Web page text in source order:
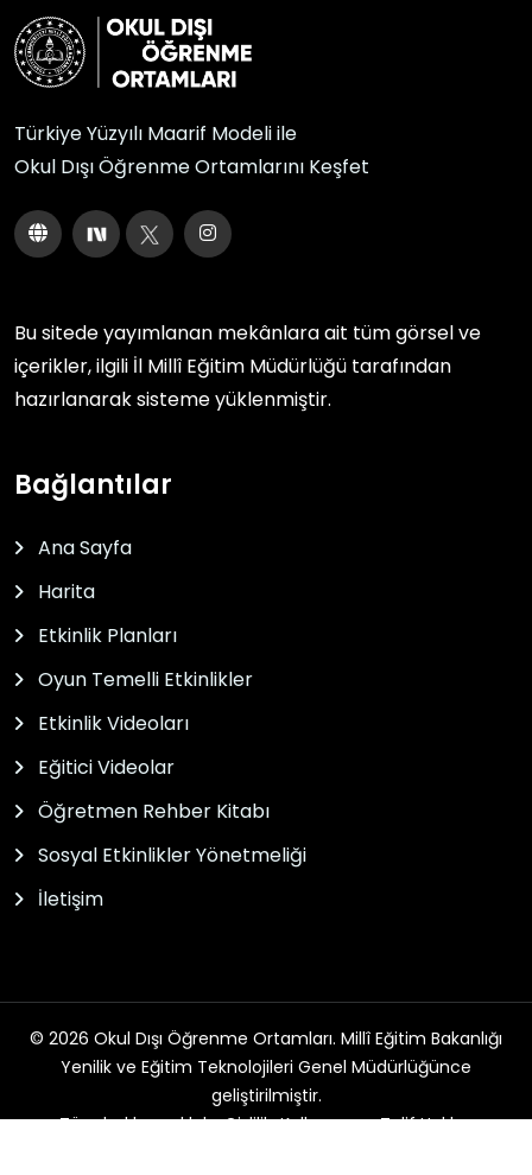
Türkiye Yüzyılı Maarif Modeli ile
Okul Dışı Öğrenme Ortamlarını Keşfet
Bu sitede yayımlanan mekânlara ait tüm görsel ve
içerikler, ilgili İl Millî Eğitim Müdürlüğü tarafından
hazırlanarak sisteme yüklenmiştir.
Bağlantılar
Ana Sayfa
Harita
Etkinlik Planları
Oyun Temelli Etkinlikler
Etkinlik Videoları
Eğitici Videolar
Öğretmen Rehber Kitabı
Sosyal Etkinlikler Yönetmeliği
İletişim
© 2026 Okul Dışı Öğrenme Ortamları. Millî Eğitim Bakanlığı
Yenilik ve Eğitim Teknolojileri Genel Müdürlüğünce
geliştirilmiştir.
Tüm hakları saklıdır. Gizlilik, Kullanım ve Telif Hakları